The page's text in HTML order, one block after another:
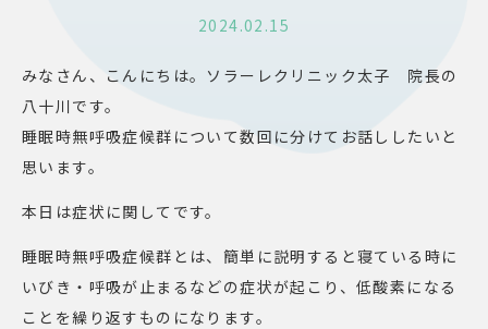
2024.02.15
みなさん、こんにちは。ソラーレクリニック太子 院長の
八十川です。
睡眠時無呼吸症候群について数回に分けてお話ししたいと
思います。
本日は症状に関してです。
睡眠時無呼吸症候群とは、簡単に説明すると寝ている時に
いびき・呼吸が止まるなどの症状が起こり、低酸素になる
ことを繰り返すものになります。